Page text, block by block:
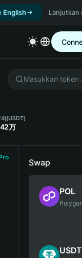
English Lanjutkan
(USDT)
万
Swap
POL
Polygon
USDT